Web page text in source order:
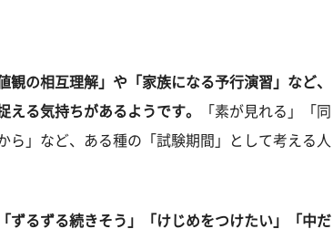
観の相互理解」や「家族になる予行演習」など、
える気持ちがあるようです。
「素が見れる」「同
ら」など、ある種の「試験期間」として考える人
ずるずる続きそう」「けじめをつけたい」「中だ